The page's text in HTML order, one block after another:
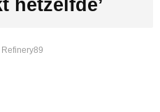
hetzelfde’